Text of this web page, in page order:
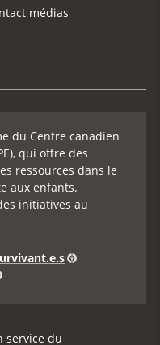
médias
du Centre canadien
qui offre des
ressources dans le
aux enfants.
initiatives au
service du